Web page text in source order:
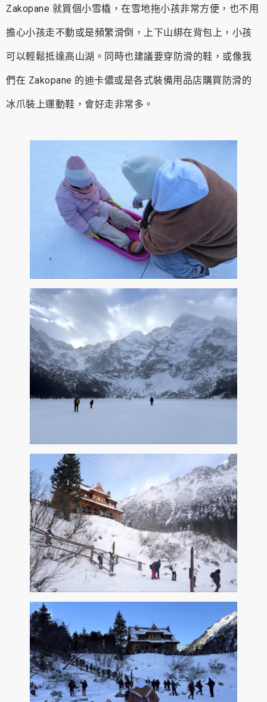
Zakopane 就買個小雪橇，在雪地拖小孩非常方便，也不用
擔心小孩走不動或是頻繁滑倒，上下山綁在背包上，小孩
可以輕鬆抵達高山湖。同時也建議要穿防滑的鞋，或像我
們在 Zakopane 的迪卡儂或是各式裝備用品店購買防滑的
冰爪裝上運動鞋，會好走非常多。